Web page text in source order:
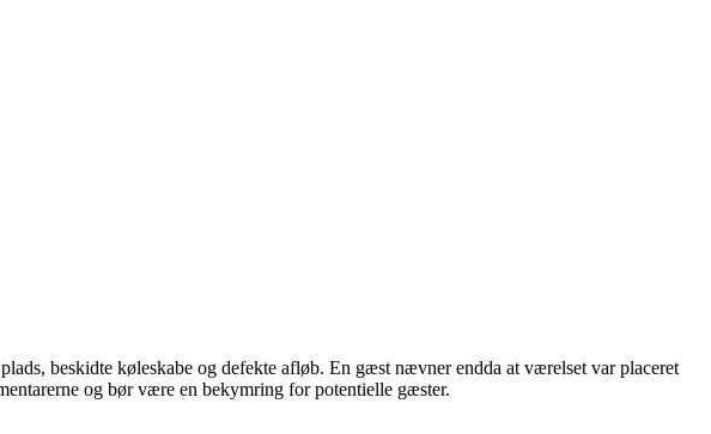
beskidte køleskabe og defekte afløb. En gæst nævner endda at værelset var placeret
og bør være en bekymring for potentielle gæster.